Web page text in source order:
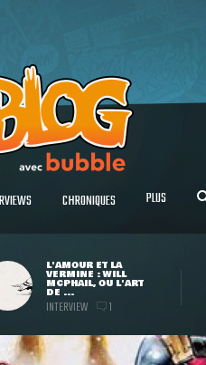
CHRONIQUES PLUS
L'AMOUR ET LA
VERMINE : WILL
MCPHAIL, OU L'ART
DE ...
INTERVIEW 1